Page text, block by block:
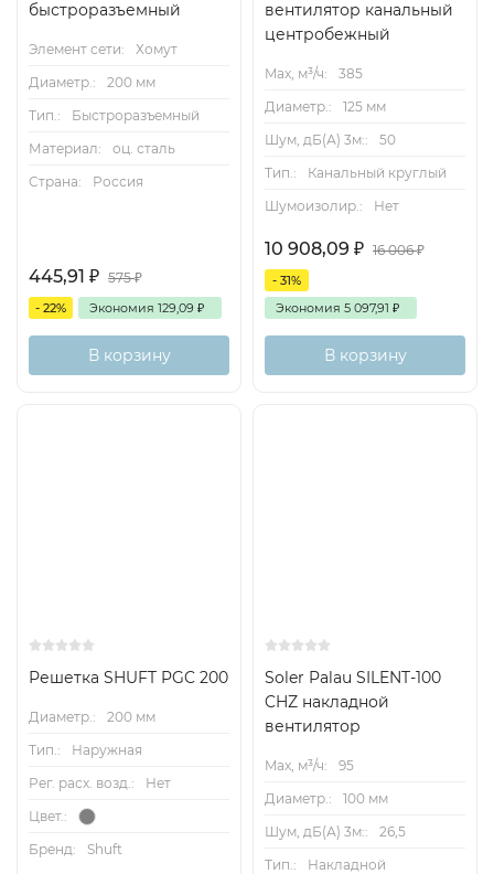
быстроразъемный
Элемент сети:
Хомут
Диаметр.:
200 мм
Тип.:
Быстроразъемный
Материал:
оц. сталь
Страна:
Россия
445,91 ₽ 575₽
- 22% Экономия 129,09 ₽
В корзину
вентилятор канальный
центробежный
Max, м³/ч:
385
Диаметр.:
125 мм
Шум, дБ(А) 3м::
50
Тип.:
Канальный круглый
Шумоизолир.:
Нет
10 908,09 ₽ 16 006₽
- 31%
Экономия 5 097,91 ₽
В корзину
Решетка SHUFT PGC 200
Диаметр.:
200 мм
Тип.:
Наружная
Рег. расх. возд.:
Нет
Цвет.:
Бренд: Shuft
Soler Palau SILENT-100
CHZ накладной
вентилятор
Max, м³/ч:
95
Диаметр.:
100 мм
Шум, дБ(А) 3м::
26,5
Тип.:
Накладной